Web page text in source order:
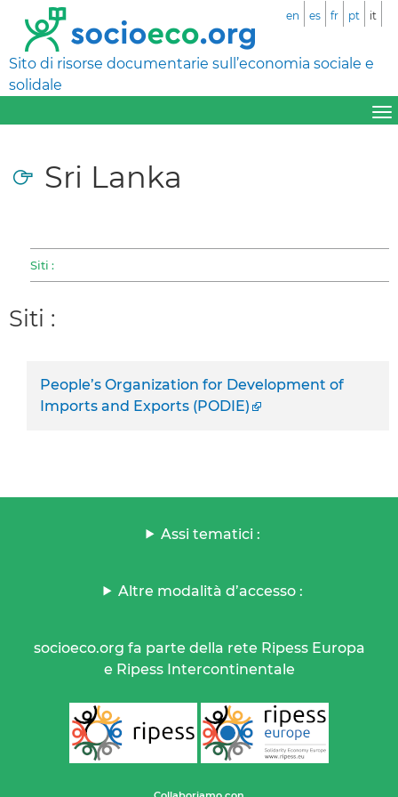
Sito di risorse documentarie sull’economia sociale e
solidale
en es fr pt it
Sri Lanka
Siti :
Siti :
People’s Organization for Development of
Imports and Exports (PODIE)
Assi tematici :
Altre modalità d’accesso :
socioeco.org fa parte della rete Ripess Europa
e Ripess Intercontinentale